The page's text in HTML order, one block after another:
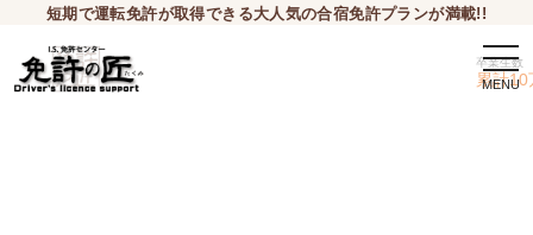
短期で運転免許が取得できる大人気の合宿免許プランが満載!!
卒業生数
累計10